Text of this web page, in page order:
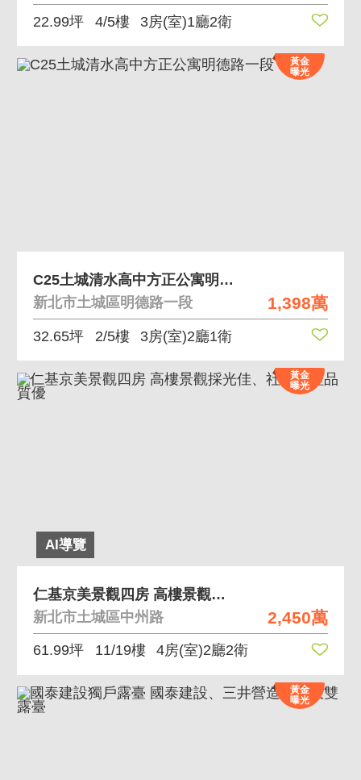
22.99坪 4/5樓 3房(室)1廳2衛
黃金
曝光
1,398萬
C25土城清水高中方正公寓明德路一段
新北市土城區明德路一段
32.65坪 2/5樓 3房(室)2廳1衛
AI導覽
黃金
曝光
2,450萬
仁基京美景觀四房 高樓景觀採光佳、社區管理品質優
新北市土城區中州路
61.99坪 11/19樓 4房(室)2廳2衛
黃金
曝光